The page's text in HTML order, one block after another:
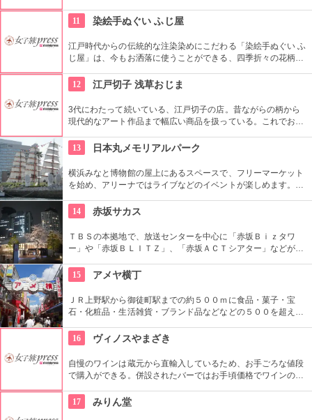
壁面を描き刺激的でエネルギッシュな店舗空間を演出してい
る。
11 染絵手ぬぐい ふじ屋
江戸時代からの伝統的な注染染めにこだわる「染絵手ぬぐい ふ
じ屋」は、今もお洒落に使うことができる、四季折々の花柄や
地の小物も各種扱っています。
12 江戸切子 浅草おじま
3代にわたって続いている、江戸切子の店。昔ながらの柄から
現代的なアート作品まで幅広い商品を扱っている。これでお酒
引き出物などにも最適。特注品も承っている。
13 日本丸メモリアルパーク
横浜みなと博物館の屋上にあるスペースで、フリーマーケット
を始め、アリーナではライブなどのイベントが楽しめます。も
財に指定されています。
14 赤坂サカス
ＴＢＳの本拠地で、放送センターを中心に「赤坂Ｂｉｚタワ
ー」や「赤坂ＢＬＩＴＺ」、「赤坂ＡＣＴシアター」などが揃
15
アメヤ横丁
ＪＲ上野駅から御徒町駅までの約５００ｍに食品・菓子・宝
石・化粧品・生活雑貨・ブランド品などなどの５００を超える
叩き売りがある。
16 ヴィノスやまざき
自慢のワインは蔵元から直輸入しているため、お手ごろな値段
で購入ができる。併設されたバーではお手頃価格でワインのテ
17
みりん堂